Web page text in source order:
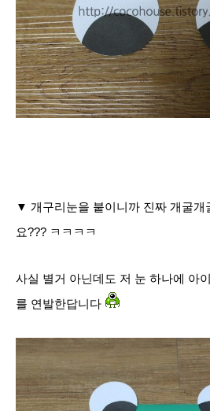
▼ 개구리눈을 붙이니까 진짜 개굴개
요??? ㅋㅋㅋㅋ
사실 별거 아닌데도 저 눈 하나에 아
를 연발한답니다